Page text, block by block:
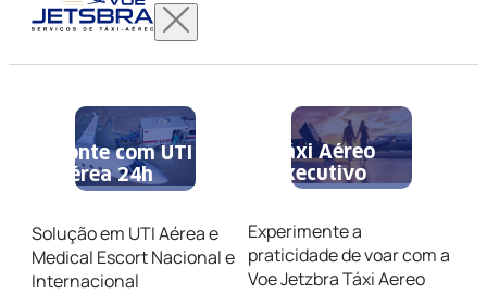
Conte com UTI
Aérea 24h
Solução em UTI Aérea e
Medical Escort Nacional e
Internacional
Táxi Aéreo
Executivo
Experimente a
praticidade de voar com a
Voe Jetzbra Táxi Aereo